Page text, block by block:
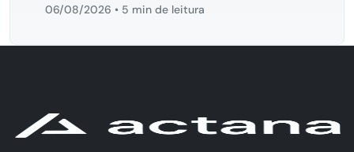
06/08/2026 • 5 min de leitura